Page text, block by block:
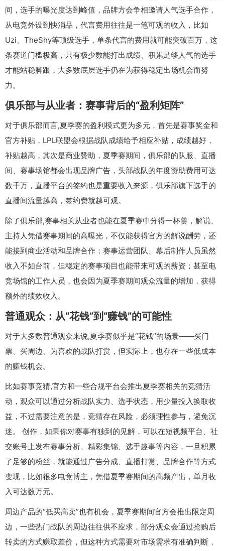
间，选手的曝光度达到峰值，品牌方会争相邀请人气选手合作，
从电竞外设到快消品，代言费用往往是一笔可观的收入，比如
Uzi、TheShy等顶级选手，单条代言的费用就可能突破百万，这
条赛道门槛极高，只有极少数能打出成绩、积累足够人气的选手
才能站稳脚跟，大多数底层选手仍在为获得稳定出场机会而努
力。
俱乐部与从业者：赛事背后的“盈利矩阵”
对于俱乐部而言,夏季赛的盈利模式更为多元，首先是赛事奖金和
官方补贴，LPL联盟会根据战队成绩给予相应补贴，成绩越好，
补贴越高，其次是商业赞助，夏季赛期间，俱乐部的队服、直播
间、赛事场馆都会出现品牌广告，头部战队的年度赞助费用可达
数千万，直播平台的签约也是重要收入来源，俱乐部旗下选手的
直播间流量越高，签约费就越可观。
除了俱乐部,赛事相关从业者也能在夏季赛中分得一杯羹，解说、
主持人凭借赛事期间的高曝光，不仅能获得官方的解说酬劳，还
能接到商业活动和品牌合作；赛事运营团队、幕后制作人员虽然
收入不如台前，但稳定的赛事项目也能带来可观的薪资；甚至电
竞场馆的工作人员，也会因为夏季赛期间观众流量的增加，获得
额外的绩效收入。
普通观众：从“花钱”到“赚钱”的可能性
对于大多数普通观众来说,夏季赛似乎是“花钱”的场景——买门
票、买周边、为喜欢的战队打赏，但实际上，也存在一些低成本
的赚钱机会。
比如赛事竞猜,官方和一些合规平台会推出夏季赛相关的竞猜活
动，观众可以通过分析战队实力、选手状态，用少量投入换取收
益，不过需要注意的是，竞猜存在风险，必须理性参与，避免沉
迷。 创作，如果你对赛事有独到的见解，可以在短视频平台、社
交账号上发布赛事分析、精彩集锦、选手趣事等内容，一旦积累
了足够的粉丝，就能通过广告分成、直播打赏、品牌合作等方式
变现，比如很多电竞博主，凭借夏季赛期间的高频产出，单月收
入可达数万元。
周边产品的“低买高卖”也有机会，夏季赛期间官方会推出限定周
边，一些热门战队的周边往往供不应求，部分观众会通过抢购后
转卖的方式赚取差价，但这种方式需要对市场需求有准确判断，